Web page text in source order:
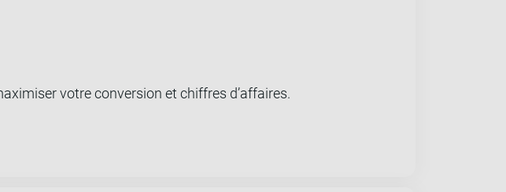
votre conversion et chiffres d’affaires.